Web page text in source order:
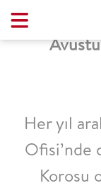
Her yıl
Ofisi’nde
Korosu